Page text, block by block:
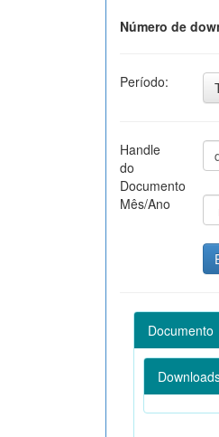
Número de
Período:
Handle
do
Documento
Mês/Ano
Documento